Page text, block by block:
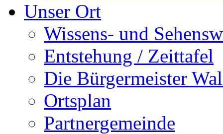
Unser Ort
Wissens- und
Entstehung / Zeittafel
Die Bürgermeister
Ortsplan
Partnergemeinde